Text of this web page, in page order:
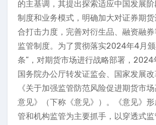
的主基调，其提出探索适应中国发展
制度和业务模式，明确加大对证券期
合打击力度，完善对衍生品、融资融
监管制度。为了贯彻落实2024年4月
条”，对期货市场进行战略部署，2024
国务院办公厅转发证监会、国家发展
《关于加强监管防范风险促进期货市
意见》（下称《意见》）。《意见》
管和机构监管为主要抓手，以穿透式